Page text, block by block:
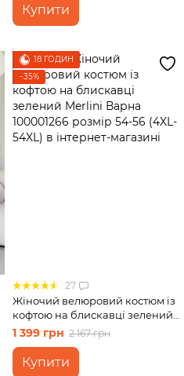
Купити
18 ГОДИН
−35%
27
Жіночий велюровий костюм із
кофтою на блискавці зелений
Merlini Варна 100001266
розмір 54-56 (4XL-54XL)
1 399 грн 2 167 грн
Купити